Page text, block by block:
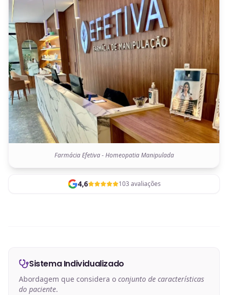
Farmácia Efetiva - Homeopatia Manipulada
4,6 103 avaliações
Sistema Individualizado
Abordagem que considera o conjunto de características
do paciente.